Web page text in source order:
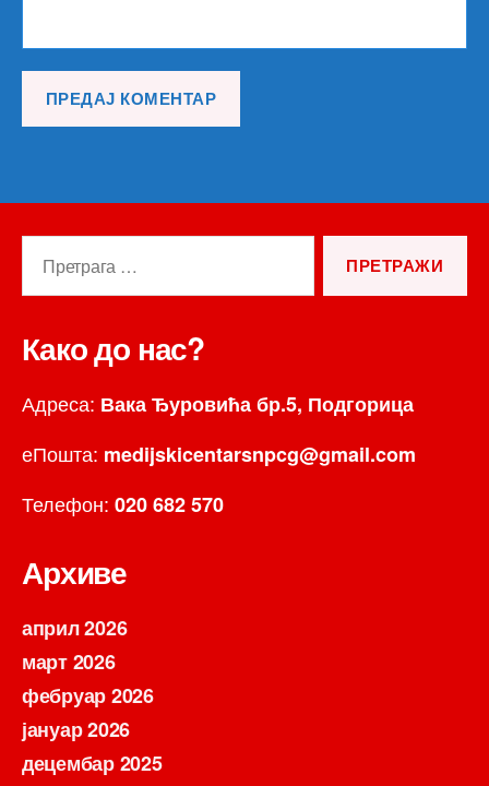
Како до нас?
Адреса: Вака Ђуровића бр.5, Подгорица
еПошта: medijskicentarsnpcg@gmail.com
Телефон: 020 682 570
Архиве
април 2026
март 2026
фебруар 2026
јануар 2026
децембар 2025